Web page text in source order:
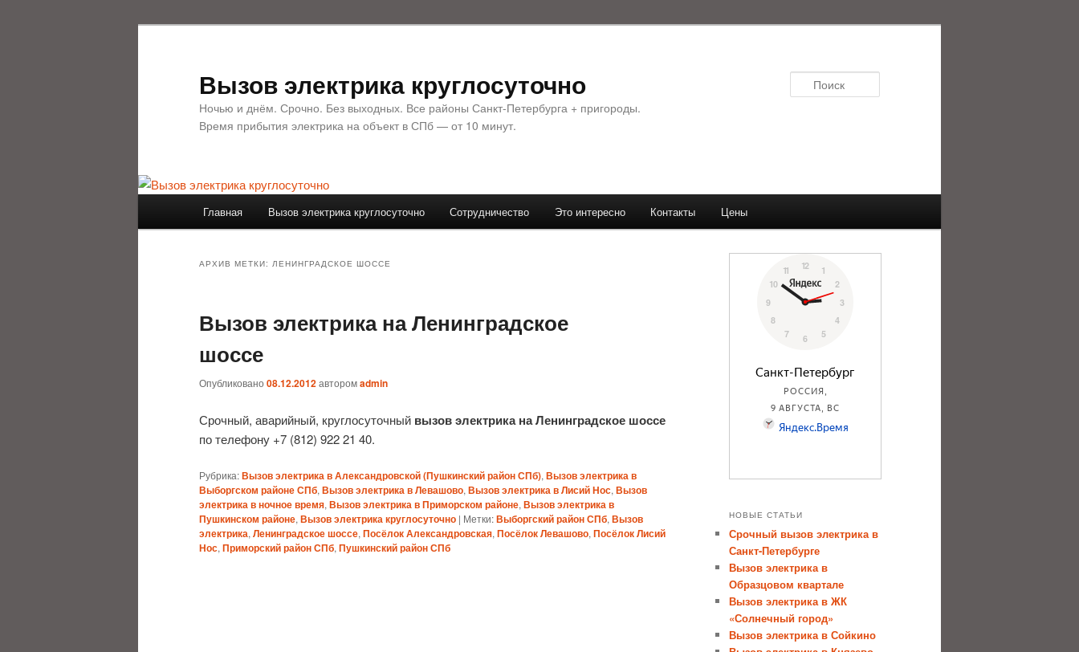
Вызов электрика круглосуточно
Ночью и днём. Срочно. Без выходных. Все районы Санкт-Петербурга + пригороды.
Время прибытия электрика на объект в СПб — от 10 минут.
Главная Вызов электрика круглосуточно Сотрудничество Это интересно Контакты Цены
АРХИВ МЕТКИ: ЛЕНИНГРАДСКОЕ ШОССЕ
Вызов электрика на Ленинградское
шоссе
Опубликовано 08.12.2012авторомadmin
Срочный, аварийный, круглосуточный вызов электрика на Ленинградское шоссе
по телефону +7 (812) 922 21 40.
Рубрика:Вызов электрика в Александровской (Пушкинский район СПб), Вызов электрика в
Выборгском районе СПб, Вызов электрика в Левашово, Вызов электрика в Лисий Нос, Вызов
электрика в ночное время, Вызов электрика в Приморском районе, Вызов электрика в
Пушкинском районе, Вызов электрика круглосуточно | Метки:Выборгский район СПб, Вызов
электрика, Ленинградское шоссе, Посёлок Александровская, Посёлок Левашово, Посёлок Лисий
Нос, Приморский район СПб, Пушкинский район СПб
НОВЫЕ СТАТЬИ
Срочный вызов электрика в
Санкт-Петербурге
Вызов электрика в
Образцовом квартале
Вызов электрика в ЖК
«Солнечный город»
Вызов электрика в Сойкино